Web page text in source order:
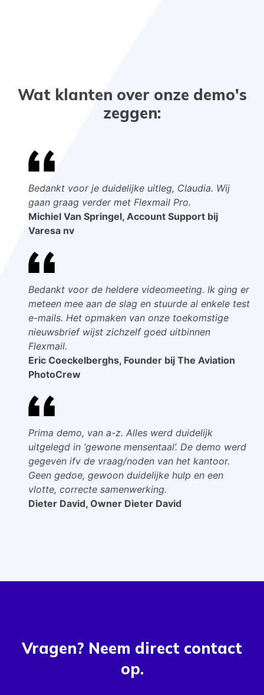
Wat klanten over onze demo's
zeggen:
Bedankt voor je duidelijke uitleg, Claudia. Wij
gaan graag verder met Flexmail Pro.
Michiel Van Springel, Account Support bij
Varesa nv
Bedankt voor de heldere videomeeting. Ik ging er
meteen mee aan de slag en stuurde al enkele test
e-mails. Het opmaken van onze toekomstige
nieuwsbrief wijst zichzelf goed uitbinnen
Flexmail.
Eric Coeckelberghs, Founder bij The Aviation
PhotoCrew
Prima demo, van a-z. Alles werd duidelijk
uitgelegd in ‘gewone mensentaal’. De demo werd
gegeven ifv de vraag/noden van het kantoor.
Geen gedoe, gewoon duidelijke hulp en een
vlotte, correcte samenwerking.
Dieter David, Owner Dieter David
Vragen? Neem direct contact
op.